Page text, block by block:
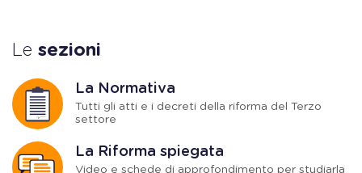
Le sezioni
La Normativa
Tutti gli atti e i decreti della riforma del Terzo
settore
La Riforma spiegata
Video e schede di approfondimento per studiarla